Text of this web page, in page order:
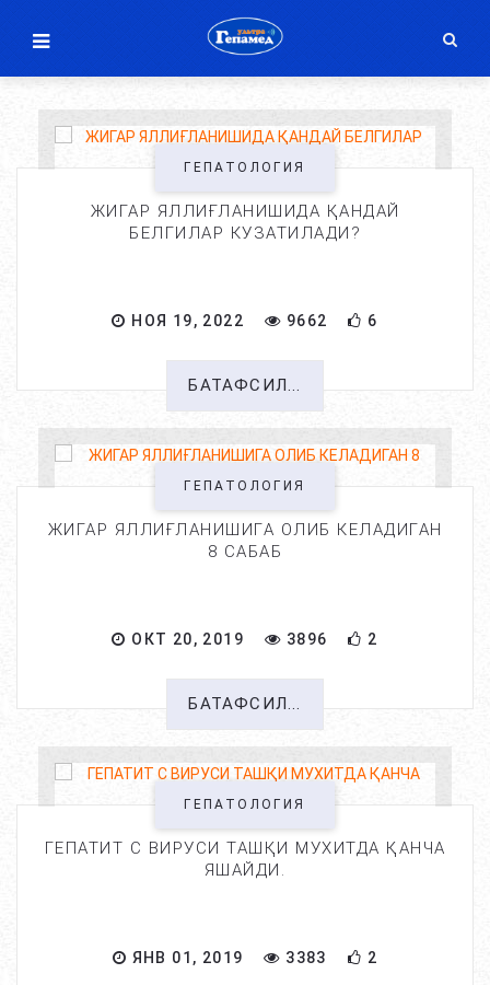
ГЕПАТОЛОГИЯ
ЖИГАР ЯЛЛИҒЛАНИШИДА ҚАНДАЙ
БЕЛГИЛАР КУЗАТИЛАДИ?
НОЯ 19, 2022 9662 6
БАТАФСИЛ...
ГЕПАТОЛОГИЯ
ЖИГАР ЯЛЛИҒЛАНИШИГА ОЛИБ КЕЛАДИГАН
8 САБАБ
ОКТ 20, 2019 3896 2
БАТАФСИЛ...
ГЕПАТОЛОГИЯ
ГЕПАТИТ С ВИРУСИ ТАШҚИ МУХИТДА ҚАНЧА
ЯШАЙДИ.
ЯНВ 01, 2019 3383 2